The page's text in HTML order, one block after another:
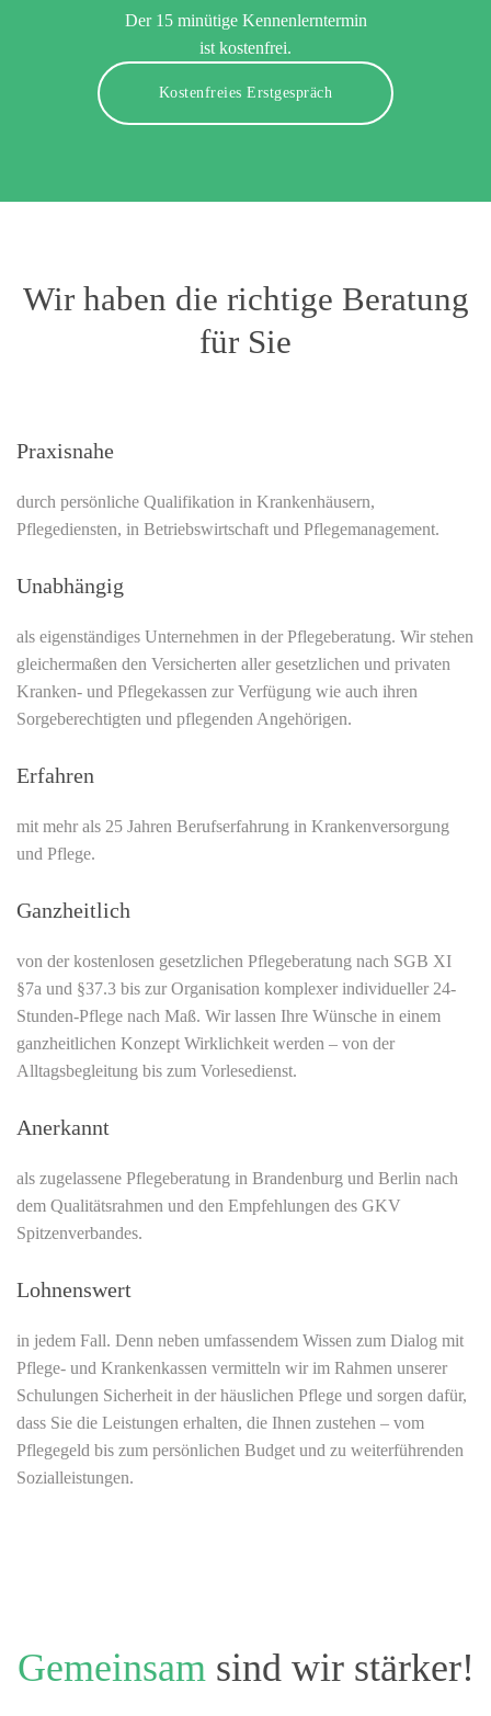
Der 15 minütige Kennenlerntermin
ist kostenfrei.
Kostenfreies Erstgespräch
Wir haben die richtige Beratung
für Sie
Praxisnahe
durch persönliche Qualifikation in Krankenhäusern,
Pflegediensten, in Betriebswirtschaft und Pflegemanagement.
Unabhängig
als eigenständiges Unternehmen in der Pflegeberatung. Wir stehen
gleichermaßen den Versicherten aller gesetzlichen und privaten
Kranken- und Pflegekassen zur Verfügung wie auch ihren
Sorgeberechtigten und pflegenden Angehörigen.
Erfahren
mit mehr als 25 Jahren Berufserfahrung in Krankenversorgung
und Pflege.
Ganzheitlich
von der kostenlosen gesetzlichen Pflegeberatung nach SGB XI
§7a und §37.3 bis zur Organisation komplexer individueller 24-
Stunden-Pflege nach Maß. Wir lassen Ihre Wünsche in einem
ganzheitlichen Konzept Wirklichkeit werden – von der
Alltagsbegleitung bis zum Vorlesedienst.
Anerkannt
als zugelassene Pflegeberatung in Brandenburg und Berlin nach
dem Qualitätsrahmen und den Empfehlungen des GKV
Spitzenverbandes.
Lohnenswert
in jedem Fall. Denn neben umfassendem Wissen zum Dialog mit
Pflege- und Krankenkassen vermitteln wir im Rahmen unserer
Schulungen Sicherheit in der häuslichen Pflege und sorgen dafür,
dass Sie die Leistungen erhalten, die Ihnen zustehen – vom
Pflegegeld bis zum persönlichen Budget und zu weiterführenden
Sozialleistungen.
Gemeinsam sind wir stärker!